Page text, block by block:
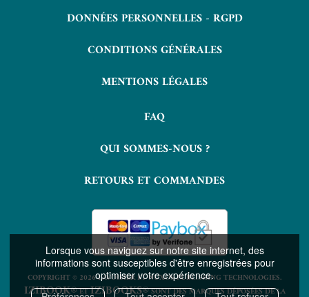
Lorsque vous naviguez sur notre site internet, des
informations sont susceptibles d'être enregistrées pour
optimiser votre expérience.
DONNÉES PERSONNELLES - RGPD
CONDITIONS GÉNÉRALES
MENTIONS LÉGALES
FAQ
QUI SOMMES-NOUS ?
RETOURS ET COMMANDES
COPYRIGHT © 2026 LAVOISIER ET NUXOS PUBLISHING TECHNOLOGIES.
IZIBOOK®ETIZIBOOKS®SONT DES MARQUES DÉPOSÉES DE LA